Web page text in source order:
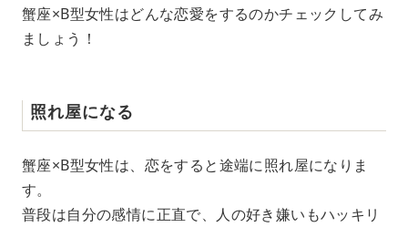
蟹座×B型女性はどんな恋愛をするのかチェックしてみ
ましょう！
照れ屋になる
蟹座×B型女性は、恋をすると途端に照れ屋になりま
す。
普段は自分の感情に正直で、人の好き嫌いもハッキリ